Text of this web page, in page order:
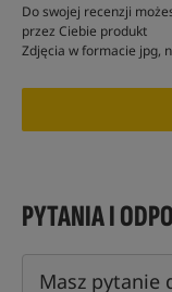
Do swojej recenzji
przez Ciebie produkt
Zdjęcia w formacie jpg,
PYTANIA I
Masz pytanie